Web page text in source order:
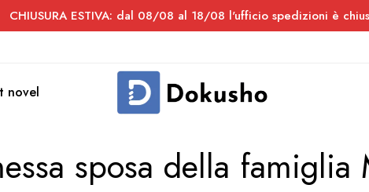
CHIUSURA ESTIVA: dal 08/08 al 18/08 l'ufficio spedizioni è
novel
sposa della famiglia